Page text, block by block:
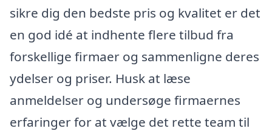
sikre dig den bedste pris og kvalitet er det
en god idé at indhente flere tilbud fra
forskellige firmaer og sammenligne deres
ydelser og priser. Husk at læse
anmeldelser og undersøge firmaernes
erfaringer for at vælge det rette team til